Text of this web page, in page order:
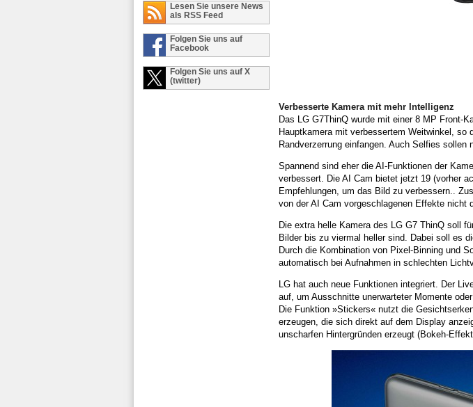
Lesen Sie unsere News
als RSS Feed
Folgen Sie uns auf
Facebook
Folgen Sie uns auf X
(twitter)
Verbesserte Kamera mit mehr Intelligenz
Das LG G7ThinQ wurde mit einer 8 MP Front-
Hauptkamera mit verbessertem Weitwinkel, so
Randverzerrung einfangen. Auch Selfies sollen
Spannend sind eher die AI-Funktionen der
verbessert. Die AI Cam bietet jetzt 19 (vorher
Empfehlungen, um das Bild zu verbessern..
von der AI Cam vorgeschlagenen Effekte nicht
Die extra helle Kamera des LG G7 ThinQ soll
Bilder bis zu viermal heller sind. Dabei soll es
Durch die Kombination von Pixel-Binning und
automatisch bei Aufnahmen in schlechten
LG hat auch neue Funktionen integriert. Der
auf, um Ausschnitte unerwarteter Momente
Die Funktion »Stickers« nutzt die
erzeugen, die sich direkt auf dem Display
unscharfen Hintergründen erzeugt (Bokeh-